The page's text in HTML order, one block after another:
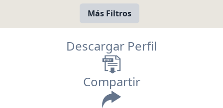
Más Filtros
Descargar Perfil
Compartir